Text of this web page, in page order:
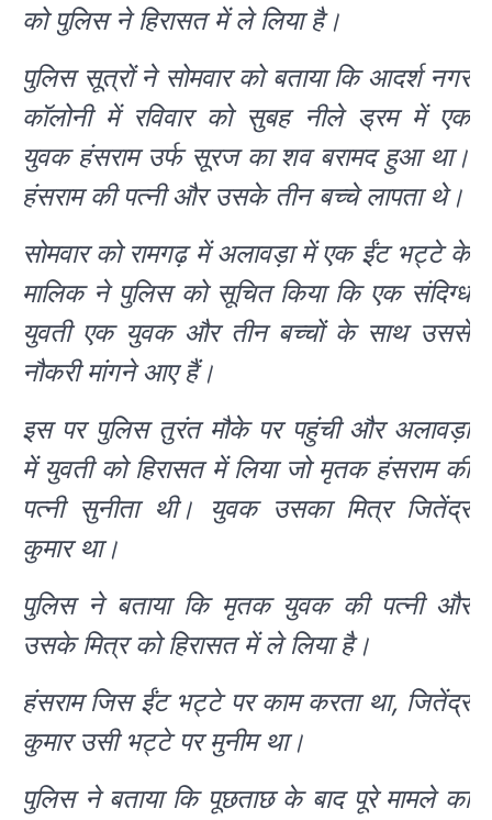
को पुलिस ने हिरासत में ले लिया है।
पुलिस सूत्रों ने सोमवार को बताया कि आदर्श नगर
कॉलोनी में रविवार को सुबह नीले ड्रम में एक
युवक हंसराम उर्फ सूरज का शव बरामद हुआ था।
हंसराम की पत्नी और उसके तीन बच्चे लापता थे।
सोमवार को रामगढ़ में अलावड़ा में एक ईंट भट्टे के
मालिक ने पुलिस को सूचित किया कि एक संदिग्ध
युवती एक युवक और तीन बच्चों के साथ उससे
नौकरी मांगने आए हैं।
इस पर पुलिस तुरंत मौके पर पहुंची और अलावड़ा
में युवती को हिरासत में लिया जो मृतक हंसराम की
पत्नी सुनीता थी। युवक उसका मित्र जितेंद्र
कुमार था।
पुलिस ने बताया कि मृतक युवक की पत्नी और
उसके मित्र को हिरासत में ले लिया है।
हंसराम जिस ईंट भट्टे पर काम करता था, जितेंद्र
कुमार उसी भट्टे पर मुनीम था।
पुलिस ने बताया कि पूछताछ के बाद पूरे मामले का